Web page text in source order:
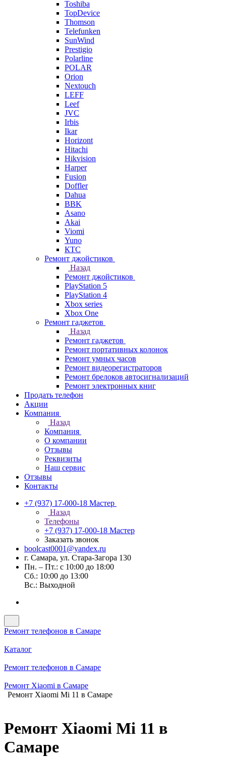
Toshiba
TopDevice
Thomson
Telefunken
SunWind
Prestigio
Polarline
POLAR
Orion
Nextouch
LEFF
Leef
JVC
Irbis
Ikar
Horizont
Hitachi
Hikvision
Harper
Fusion
Doffler
Dahua
BBK
Asano
Akai
Viomi
Yuno
КТС
Ремонт джойстиков
Назад
Ремонт джойстиков
PlayStation 5
PlayStation 4
Xbox series
Xbox One
Ремонт гаджетов
Назад
Ремонт гаджетов
Ремонт портативных колонок
Ремонт умных часов
Ремонт видеорегистраторов
Ремонт брелоков автосигнализаций
Ремонт электронных книг
Продать телефон
Акции
Компания
Назад
Компания
О компании
Отзывы
Реквизиты
Наш сервис
Отзывы
Контакты
+7 (937) 17-000-18 Мастер
Назад
Телефоны
+7 (937) 17-000-18 Мастер
Заказать звонок
boolcast0001@yandex.ru
г. Самара, ул. Стара-Загора 130
Пн. – Пт.: с 10:00 до 18:00
Сб.: 10:00 до 13:00
Вс.: Выходной
Ремонт телефонов в Самаре
Каталог
Ремонт телефонов в Самаре
Ремонт Xiaomi в Самаре
Ремонт Xiaomi Mi 11 в Самаре
Ремонт Xiaomi Mi 11 в
Самаре